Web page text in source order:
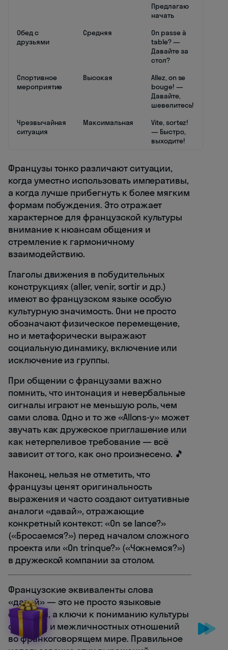
Предлагаю
начать
Обед с
друзьями
Средняя
On passe à
table? —
Давайте за
стол?
Спортивное
мероприятие
Высокая
Allez, on se
bouge! —
Давайте,
шевелитесь!
Чрезвычайная
ситуация
Максимальная
Vite, sortez!
— Быстро,
выходите!
Французы тонко различают ситуации,
когда уместно использовать императивы,
а когда лучше прибегнуть к более мягким
формам побуждения. Это отражает
характерное для французской культуры
внимание к нюансам общения и
стремление к гармоничному
взаимодействию.
Глаголы движения в побудительных
конструкциях (aller, venir, sortir и др.)
имеют во французском языке особую
культурную значимость. Они не просто
обозначают физическое перемещение,
но и метафорически выражают
социальную динамику, включение или
исключение из группы.
При общении с французами важно
помнить, что интонация и невербальные
сигналы играют не меньшую роль, чем
сами слова. Одно и то же «Allons-y» может
звучать как дружеское приглашение или
как нетерпеливое требование — всё
зависит от того, как оно произнесено. 🎵
Наконец, нельзя не отметить, что
французы ценят оригинальность
выражения и часто создают ситуативные
аналоги «давай», отражающие
конкретный контекст: «On se lance?»
(«Бросаемся?») перед началом сложного
проекта или «On trinque?» («Чокнемся?»)
в дружеской компании за столом.
Французские эквиваленты слова
«давай» — это не просто языковые
формулы, а ключи к пониманию культуры
общения и межличностных отношений
во франкоговорящем мире. Правильное